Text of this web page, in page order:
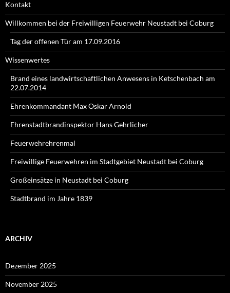
Kontakt
Willkommen bei der Freiwilligen Feuerwehr Neustadt bei Coburg
Tag der offenen Tür am 17.09.2016
Wissenwertes
Brand eines landwirtschaftlichen Anwesens in Ketschenbach am
22.07.2014
Ehrenkommandant Max Oskar Arnold
Ehrenstadtbrandinspektor Hans Gehrlicher
Feuerwehrehrenmal
Freiwillige Feuerwehren im Stadtgebiet Neustadt bei Coburg
Großeinsätze in Neustadt bei Coburg
Stadtbrand im Jahre 1839
ARCHIV
Dezember 2025
November 2025